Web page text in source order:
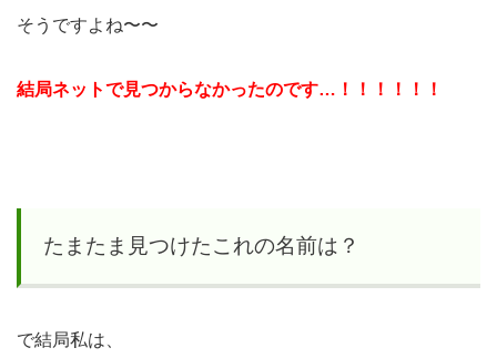
そうですよね〜〜
結局ネットで見つからなかったのです…！！！！！！
たまたま見つけたこれの名前は？
で結局私は、